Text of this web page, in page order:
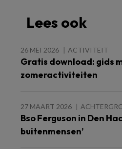
Lees ook
26 MEI 2026 ACTIVITEIT
Gratis download: gids
zomeractiviteiten
27 MAART 2026
Bso Ferguson in Den
buitenmensen’